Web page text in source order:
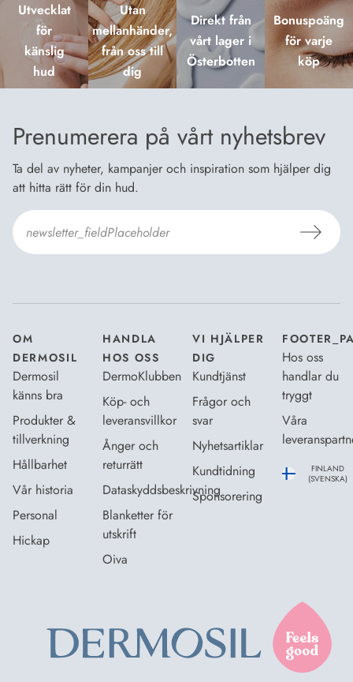
Utvecklat
för
känslig
hud
Utan
mellanhänder,
från oss till
dig
Direkt från
vårt lager i
Österbotten
Bonuspoäng
för varje
köp
Prenumerera på vårt nyhetsbrev
Ta del av nyheter, kampanjer och inspiration som hjälper dig
att hitta rätt för din hud.
OM
DERMOSIL
Dermosil
känns bra
Produkter &
tillverkning
Hållbarhet
Vår historia
Personal
Hickap
HANDLA
HOS OSS
DermoKlubben
Köp- och
leveransvillkor
Ånger och
returrätt
Dataskyddsbeskrivning
Blanketter för
utskrift
Oiva
VI HJÄLPER
DIG
Kundtjänst
Frågor och
svar
Nyhetsartiklar
Kundtidning
Sponsorering
Hos oss
handlar du
tryggt
Våra
FINLAND
(SVENSKA)